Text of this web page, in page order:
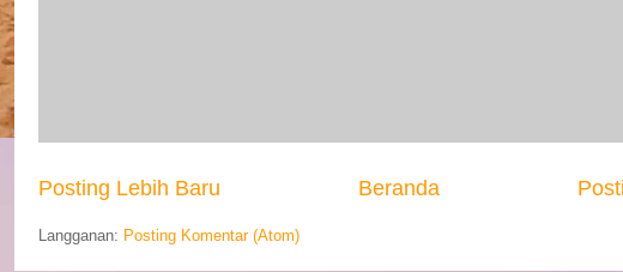
Posting Lebih Baru Beranda
Langganan: Posting Komentar (Atom)